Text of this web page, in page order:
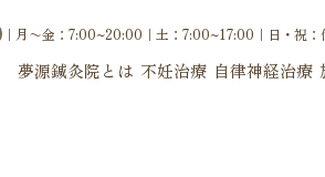
｜月〜金：7:00~20:00｜土：7:00~17:00｜ 日・祝：
夢源鍼灸院とは 不妊治療 自律神経治療